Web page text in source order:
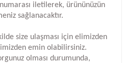
iletilerek, ürününüzün
sağlanacaktır.
size ulaşması için elimizden
emin olabilirsiniz.
olması durumunda,